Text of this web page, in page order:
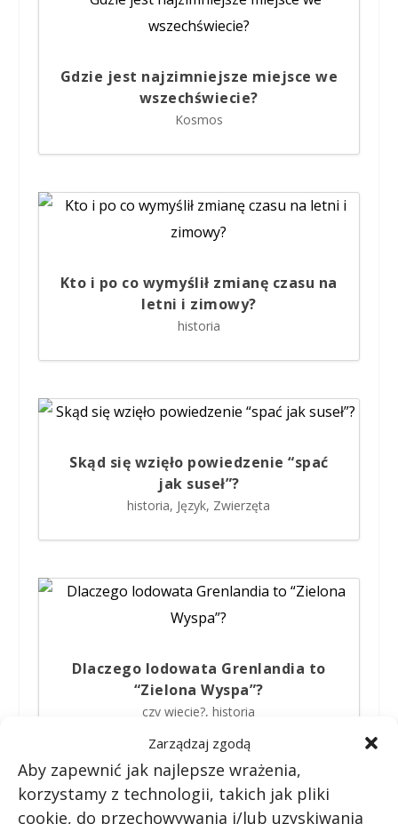
Zarządzaj zgodą
Aby zapewnić jak najlepsze wrażenia,
korzystamy z technologii, takich jak pliki
cookie, do przechowywania i/lub uzyskiwania
Gdzie jest najzimniejsze miejsce we
wszechświecie?
Kosmos
Kto i po co wymyślił zmianę czasu na
letni i zimowy?
historia
Skąd się wzięło powiedzenie “spać
jak suseł”?
historia, Język, Zwierzęta
Dlaczego lodowata Grenlandia to
“Zielona Wyspa”?
czy wiecie?,historia
STARSZE WPISY